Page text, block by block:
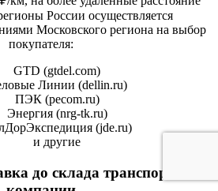
России осуществляется
Московского региона на выбор
покупателя:
GTD (gtdel.com)
Линии (dellin.ru)
ПЭК (pecom.ru)
Энергия (nrg-tk.ru)
(jde.ru)
и другие
до склада транспортной